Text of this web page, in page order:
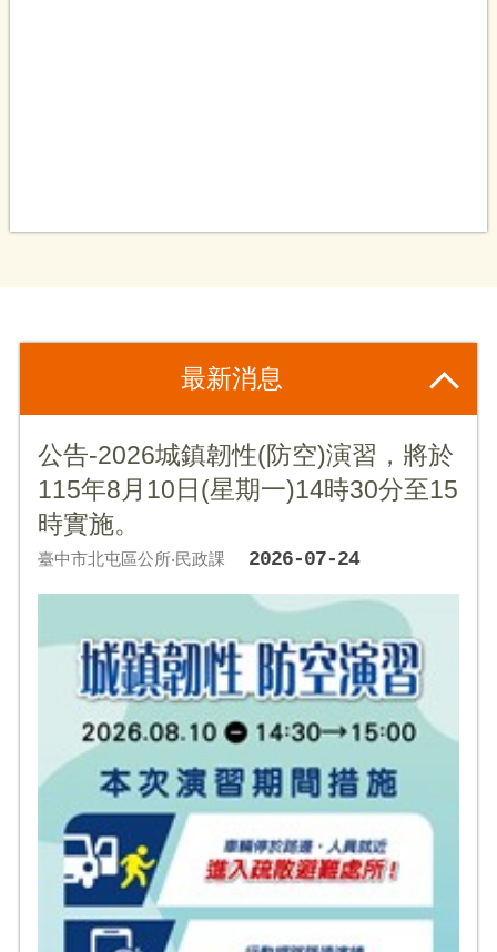
最新消息
公告-2026城鎮韌性(防空)演習，將於
115年8月10日(星期一)14時30分至15
時實施。
臺中市北屯區公所‧民政課 2026-07-24